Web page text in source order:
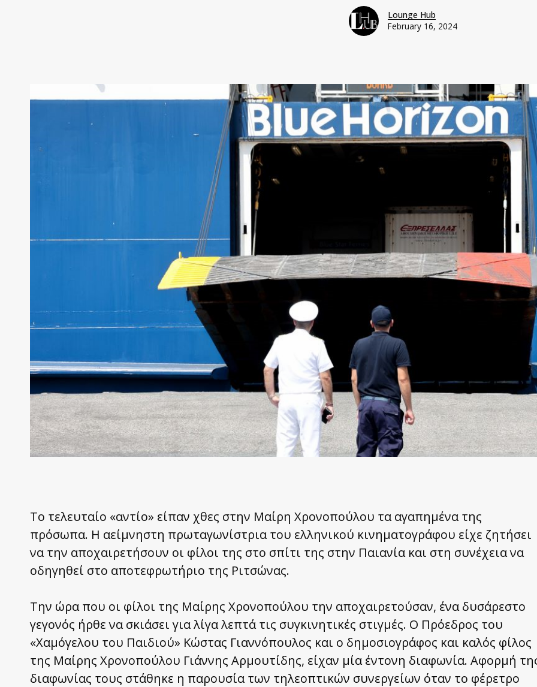
Lounge Hub
February 16, 2024
Το τελευταίο «αντίο» είπαν χθες στην Μαίρη Χρονοπούλου τα αγαπημένα της
πρόσωπα. Η αείμνηστη πρωταγωνίστρια του ελληνικού κινηματογράφου είχε ζητήσει
να την αποχαιρετήσουν οι φίλοι της στο σπίτι της στην Παιανία και στη συνέχεια να
οδηγηθεί στο αποτεφρωτήριο της Ριτσώνας.
Την ώρα που οι φίλοι της Μαίρης Χρονοπούλου την αποχαιρετούσαν, ένα δυσάρεστο
γεγονός ήρθε να σκιάσει για λίγα λεπτά τις συγκινητικές στιγμές. Ο Πρόεδρος του
«Χαμόγελου του Παιδιού» Κώστας Γιαννόπουλος και ο δημοσιογράφος και καλός φίλος
της Μαίρης Χρονοπούλου Γιάννης Αρμουτίδης, είχαν μία έντονη διαφωνία. Αφορμή
διαφωνίας τους στάθηκε η παρουσία των τηλεοπτικών συνεργείων όταν το φέρετρο